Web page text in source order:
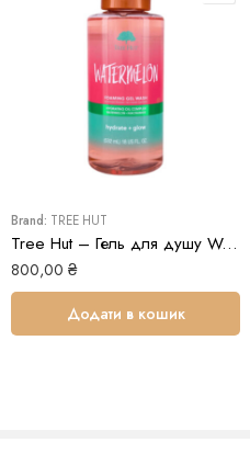
Brand: TREE HUT
Tree Hut – Гель для душу Watermelon Foaming Gel Wash
800,00 ₴
Додати в кошик